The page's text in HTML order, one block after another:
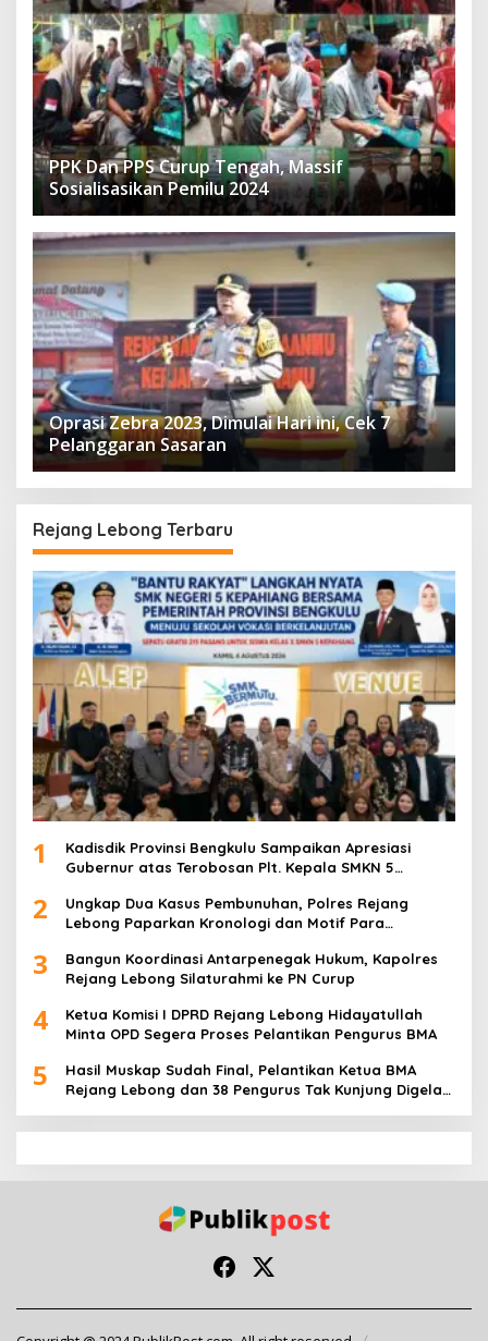
PPK Dan PPS Curup Tengah, Massif
Sosialisasikan Pemilu 2024
Oprasi Zebra 2023, Dimulai Hari ini, Cek 7
Pelanggaran Sasaran
Rejang Lebong Terbaru
1
Kadisdik Provinsi Bengkulu Sampaikan Apresiasi
Gubernur atas Terobosan Plt. Kepala SMKN 5
2
Ungkap Dua Kasus Pembunuhan, Polres Rejang
Lebong Paparkan Kronologi dan Motif Para
3
Bangun Koordinasi Antarpenegak Hukum, Kapolres
Rejang Lebong Silaturahmi ke PN Curup
4
Ketua Komisi I DPRD Rejang Lebong Hidayatullah
Minta OPD Segera Proses Pelantikan Pengurus BMA
5
Hasil Muskap Sudah Final, Pelantikan Ketua BMA
Rejang Lebong dan 38 Pengurus Tak Kunjung Digelar,